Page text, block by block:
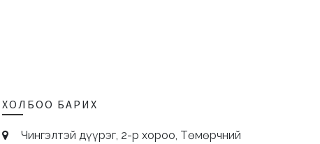
ХОЛБОО БАРИХ
Чингэлтэй дүүрэг, 2-р хороо, Төмөрчний